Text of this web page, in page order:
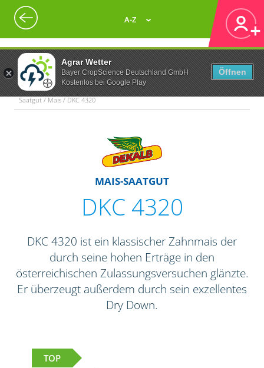
Agrar Wetter
Bayer CropScience Deutschland GmbH
Kostenlos bei Google Play
Öffnen
A-Z
Saatgut / Mais / DKC 4320
MAIS-SAATGUT
DKC 4320
DKC 4320 ist ein klassischer Zahnmais der
durch seine hohen Erträge in den
österreichischen Zulassungsversuchen glänzte.
Er überzeugt außerdem durch sein exzellentes
Dry Down.
TOP